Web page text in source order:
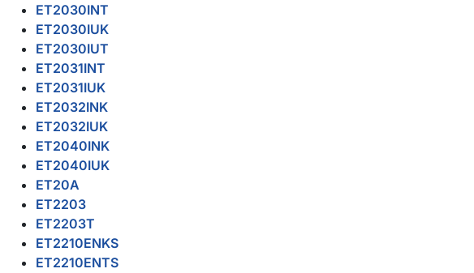
ET2030INT
ET2030IUK
ET2030IUT
ET2031INT
ET2031IUK
ET2032INK
ET2032IUK
ET2040INK
ET2040IUK
ET20A
ET2203
ET2203T
ET2210ENKS
ET2210ENTS